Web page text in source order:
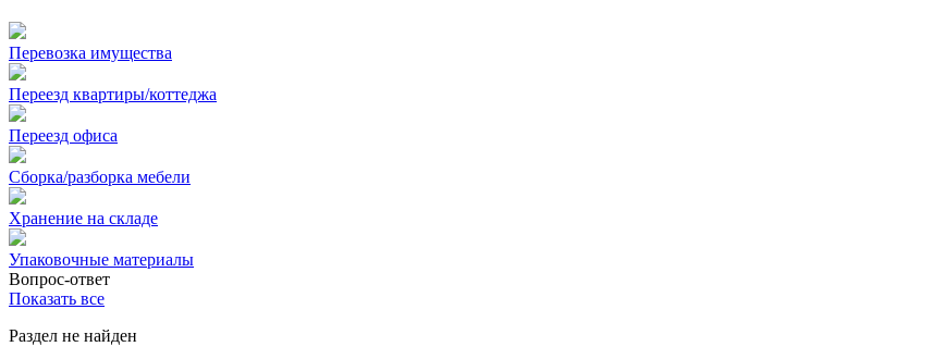
Перевозка имущества
Переезд квартиры/коттеджа
Переезд офиса
Сборка/разборка мебели
Хранение на складе
Упаковочные материалы
Вопрос-ответ
Показать все
Раздел не найден